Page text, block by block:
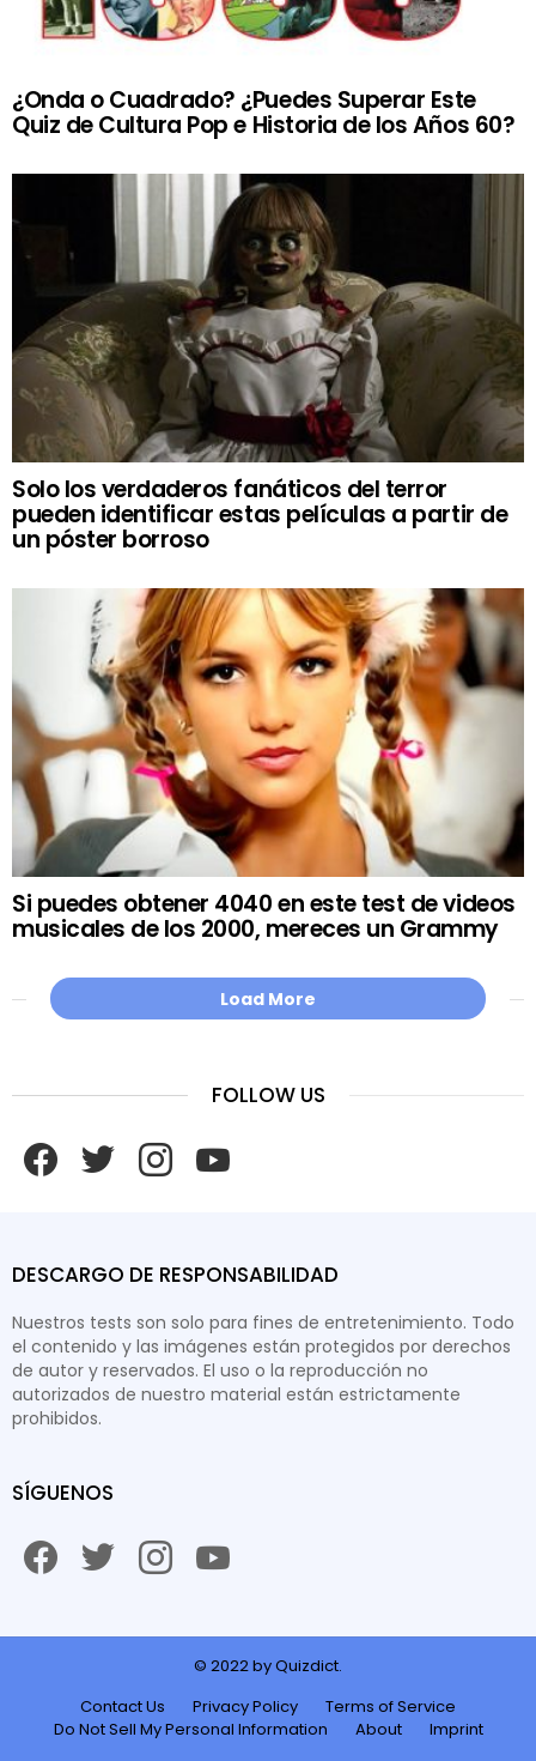
¿Onda o Cuadrado? ¿Puedes Superar Este
Quiz de Cultura Pop e Historia de los Años 60?
Solo los verdaderos fanáticos del terror
pueden identificar estas películas a partir de
un póster borroso
Si puedes obtener 4040 en este test de videos
musicales de los 2000, mereces un Grammy
Load More
FOLLOW US
DESCARGO DE RESPONSABILIDAD
Nuestros tests son solo para fines de entretenimiento. Todo
el contenido y las imágenes están protegidos por derechos
de autor y reservados. El uso o la reproducción no
autorizados de nuestro material están estrictamente
prohibidos.
SÍGUENOS
© 2022 by Quizdict.
Contact Us
Privacy Policy
Terms of Service
Do Not Sell My Personal Information
About Imprint